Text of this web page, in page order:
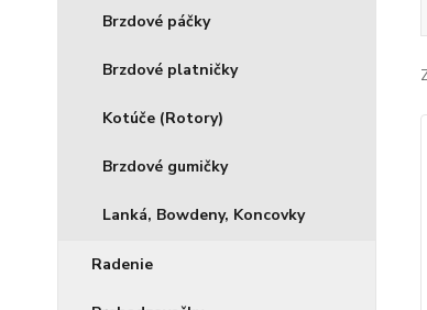
Brzdové páčky
Brzdové platničky
Kotúče (Rotory)
Brzdové gumičky
Lanká, Bowdeny, Koncovky
Radenie